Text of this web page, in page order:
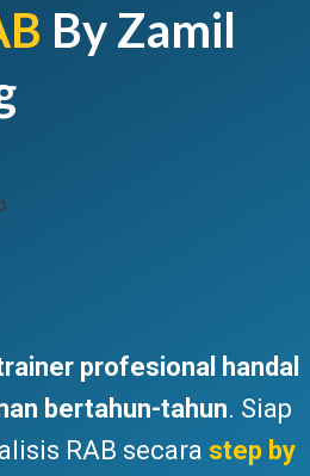
By Zamil
profesional handal
bertahun-tahun. Siap
RAB secara step by